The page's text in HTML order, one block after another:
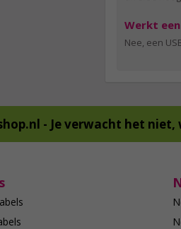
Werkt
Nee, een
- Je verwacht het niet,